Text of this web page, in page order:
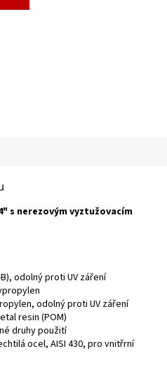
s nerezovým vyztužovacím
odolný proti UV záření
odolný proti UV záření
resin (POM)
druhy použití
ocel, AISI 430, pro vnitřrní